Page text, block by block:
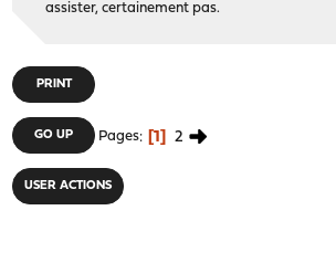
assister, certainement pas.
PRINT
GO UP Pages 1 2
USER ACTIONS